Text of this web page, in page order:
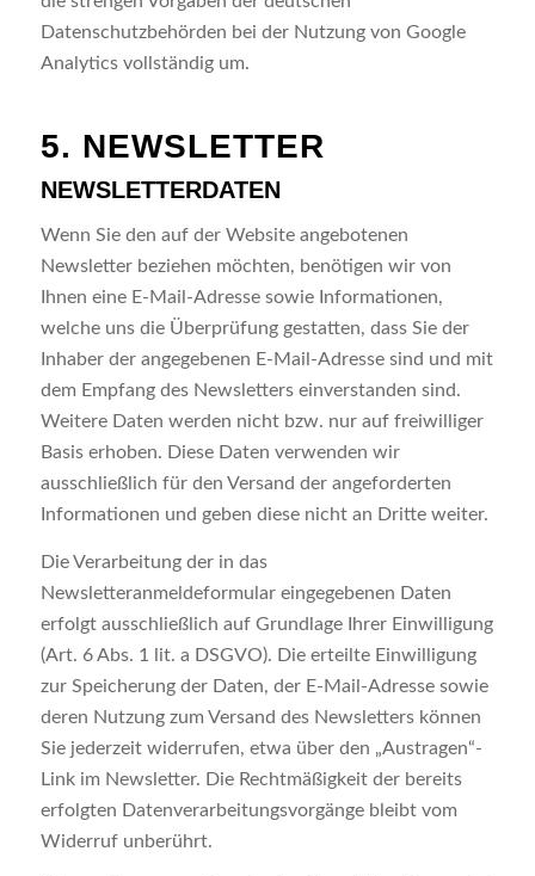
Datenschutzbehörden bei der Nutzung von Google
Analytics vollständig um.
5. NEWSLETTER
NEWSLETTERDATEN
Wenn Sie den auf der Website angebotenen
Newsletter beziehen möchten, benötigen wir von
Ihnen eine E-Mail-Adresse sowie Informationen,
welche uns die Überprüfung gestatten, dass Sie der
Inhaber der angegebenen E-Mail-Adresse sind und mit
dem Empfang des Newsletters einverstanden sind.
Weitere Daten werden nicht bzw. nur auf freiwilliger
Basis erhoben. Diese Daten verwenden wir
ausschließlich für den Versand der angeforderten
Informationen und geben diese nicht an Dritte weiter.
Die Verarbeitung der in das
Newsletteranmeldeformular eingegebenen Daten
erfolgt ausschließlich auf Grundlage Ihrer Einwilligung
(Art. 6 Abs. 1 lit. a DSGVO). Die erteilte Einwilligung
zur Speicherung der Daten, der E-Mail-Adresse sowie
deren Nutzung zum Versand des Newsletters können
Sie jederzeit widerrufen, etwa über den „Austragen“-
Link im Newsletter. Die Rechtmäßigkeit der bereits
erfolgten Datenverarbeitungsvorgänge bleibt vom
Widerruf unberührt.